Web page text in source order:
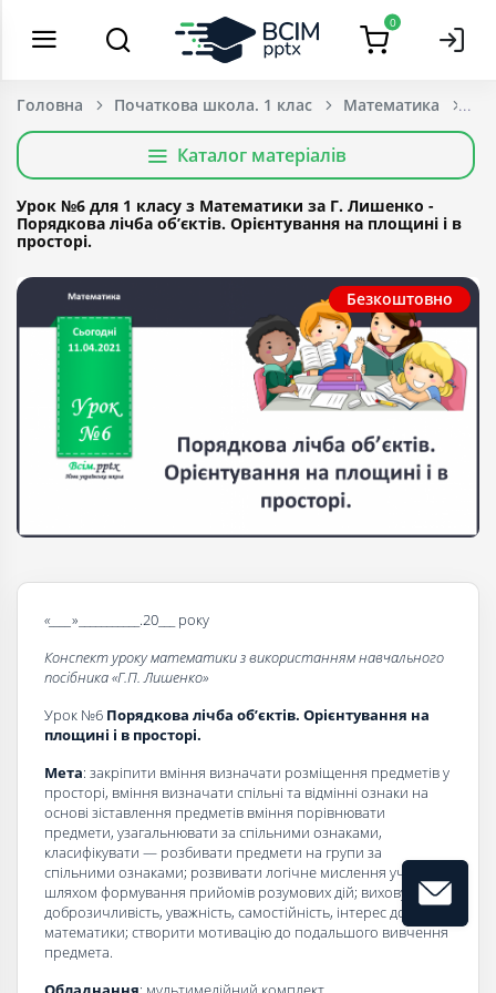
0
Головна Початкова школа. 1 клас Математика
Каталог матеріалів
Урок №6 для 1 класу з Математики за Г. Лишенко -
Порядкова лічба об’єктів. Орієнтування на площині і в
просторі.
Безкоштовно
«____ »___________.20___ року
Конспект уроку математики з використанням навчального
посібника «Г.П. Лишенко»
Урок №6 Порядкова лічба об’єктів. Орієнтування на
площині і в просторі.
Мета: закріпити вміння визначати розміщення предметів у
просторі, вміння визначати спільні та відмінні ознаки на
основі зіставлення предметів вміння порівнювати
предмети, узагальнювати за спільними ознаками,
класифікувати — розбивати предмети на групи за
спільними ознаками; розвивати логічне мислення учнів
шляхом формування прийомів розумових дій; виховувати
доброзичливість, уважність, самостійність, інтерес до
математики; створити мотивацію до подальшого вивчення
предмета.